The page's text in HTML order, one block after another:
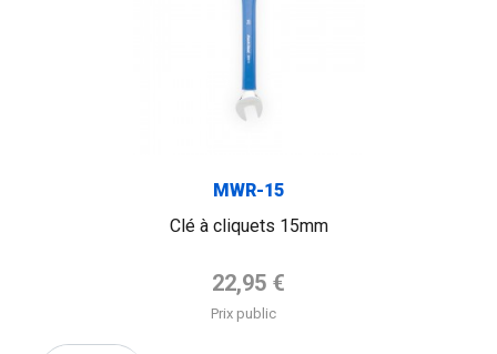
MWR-15
Clé à cliquets 15mm
Prix de base
22,95 €
Prix public